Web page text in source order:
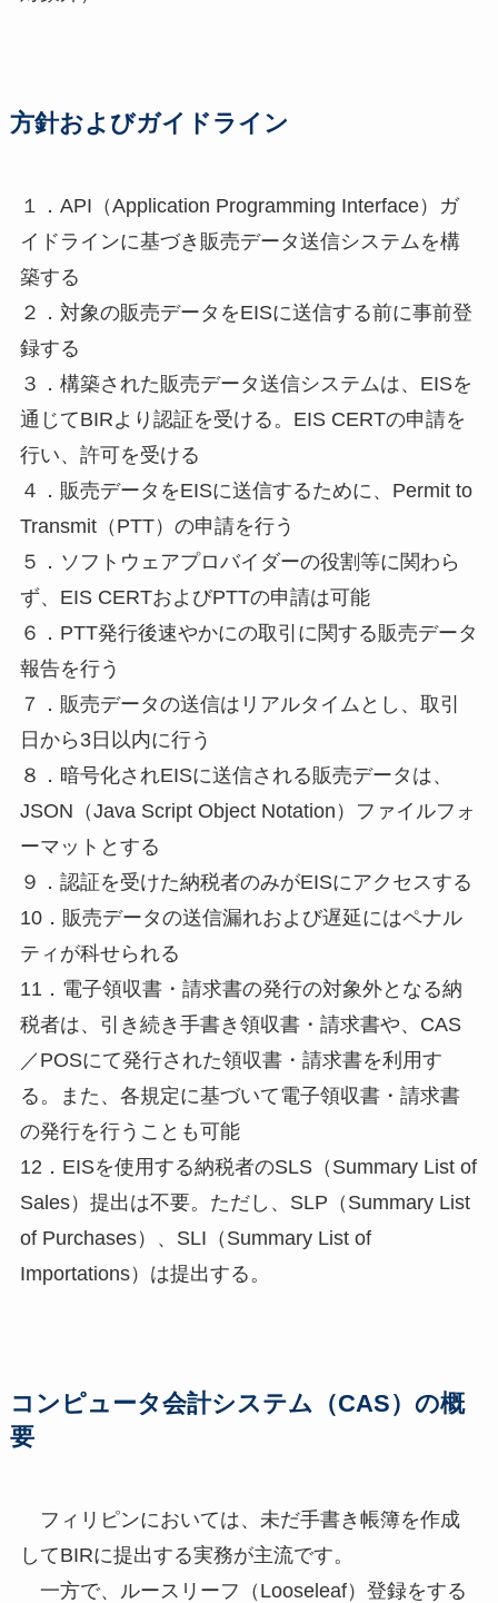
方針およびガイドライン
１．API（Application Programming Interface）ガ
イドラインに基づき販売データ送信システムを構
築する
２．対象の販売データをEISに送信する前に事前登
録する
３．構築された販売データ送信システムは、EISを
通じてBIRより認証を受ける。EIS CERTの申請を
行い、許可を受ける
４．販売データをEISに送信するために、Permit to
Transmit（PTT）の申請を行う
５．ソフトウェアプロバイダーの役割等に関わら
ず、EIS CERTおよびPTTの申請は可能
６．PTT発行後速やかにの取引に関する販売データ
報告を行う
７．販売データの送信はリアルタイムとし、取引
日から3日以内に行う
８．暗号化されEISに送信される販売データは、
JSON（Java Script Object Notation）ファイルフォ
ーマットとする
９．認証を受けた納税者のみがEISにアクセスする
10．販売データの送信漏れおよび遅延にはペナル
ティが科せられる
11．電子領収書・請求書の発行の対象外となる納
税者は、引き続き手書き領収書・請求書や、CAS
／POSにて発行された領収書・請求書を利用す
る。また、各規定に基づいて電子領収書・請求書
の発行を行うことも可能
12．EISを使用する納税者のSLS（Summary List of
Sales）提出は不要。ただし、SLP（Summary List
of Purchases）、SLI（Summary List of
Importations）は提出する。
コンピュータ会計システム（CAS）の概
要
フィリピンにおいては、未だ手書き帳簿を作成
してBIRに提出する実務が主流です。
一方で、ルースリーフ（Looseleaf）登録をする